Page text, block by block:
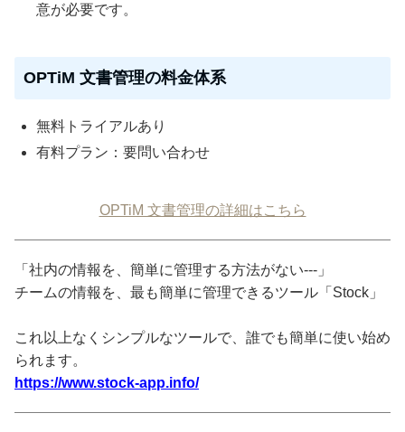
意が必要です。
OPTiM 文書管理の料金体系
無料トライアルあり
有料プラン：要問い合わせ
OPTiM 文書管理の詳細はこちら
「社内の情報を、簡単に管理する方法がない---」
チームの情報を、最も簡単に管理できるツール「Stock」
これ以上なくシンプルなツールで、誰でも簡単に使い始め
られます。
https://www.stock-app.info/